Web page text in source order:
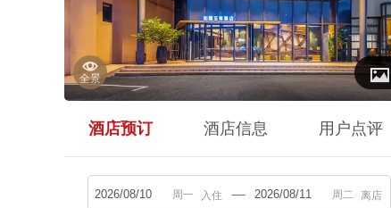

全景 
酒店预订 酒店信息 用户点评
入住 离店